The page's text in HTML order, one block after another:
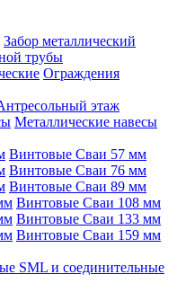
Забор металлический
трубы
Ограждения
этаж
Металлические навесы
Винтовые Сваи 57 мм
Винтовые Сваи 76 мм
Винтовые Сваи 89 мм
Винтовые Сваи 108 мм
Винтовые Сваи 133 мм
Винтовые Сваи 159 мм
SML и соединительные